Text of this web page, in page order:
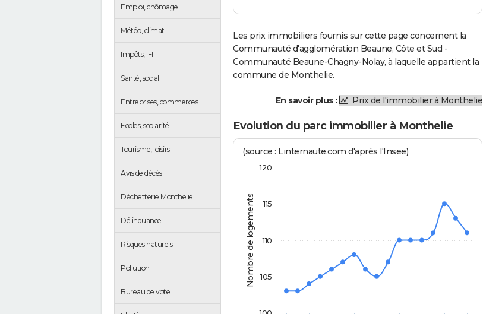
Emploi, chômage
Météo, climat
Impôts, IFI
Santé, social
Entreprises, commerces
Ecoles, scolarité
Tourisme, loisirs
Avis de décès
Déchetterie Monthelie
Délinquance
Risques naturels
Pollution
Bureau de vote
Les prix immobiliers fournis sur cette page concernent la
Communauté d'agglomération Beaune, Côte et Sud -
Communauté Beaune-Chagny-Nolay, à laquelle appartient la
commune de Monthelie.
En savoir plus : Prix de l'immobilier à Monthelie
Evolution du parc immobilier à Monthelie
Nombre de logements
(source : Linternaute.com d'après l'Insee)
105
110
115
120